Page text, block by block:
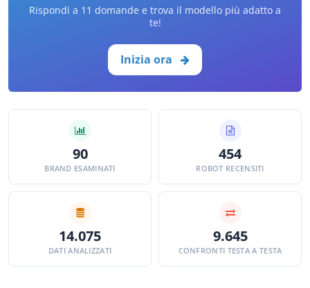
Rispondi a 11 domande e trova il modello più adatto a
te!
Inizia ora
90
BRAND ESAMINATI
454
ROBOT RECENSITI
14.075
DATI ANALIZZATI
9.645
CONFRONTI TESTA A TESTA